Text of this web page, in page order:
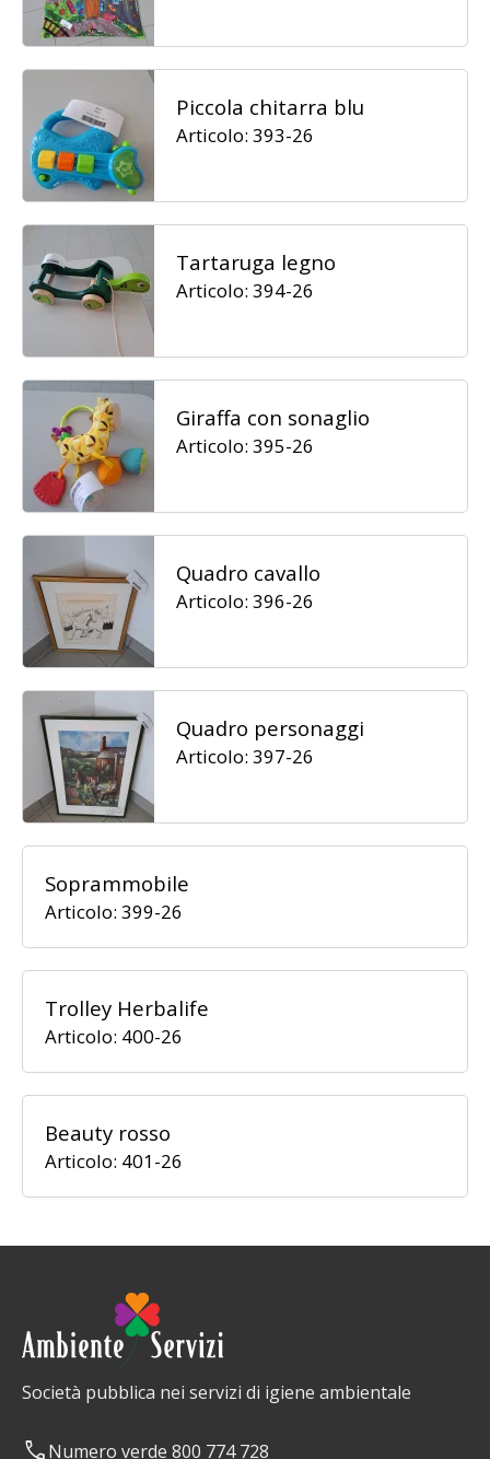
Piccola chitarra blu
Articolo: 393-26
Tartaruga legno
Articolo: 394-26
Giraffa con sonaglio
Articolo: 395-26
Quadro cavallo
Articolo: 396-26
Quadro personaggi
Articolo: 397-26
Soprammobile
Articolo: 399-26
Trolley Herbalife
Articolo: 400-26
Beauty rosso
Articolo: 401-26
Società pubblica nei servizi di igiene ambientale
phoneNumero verde 800 774 728